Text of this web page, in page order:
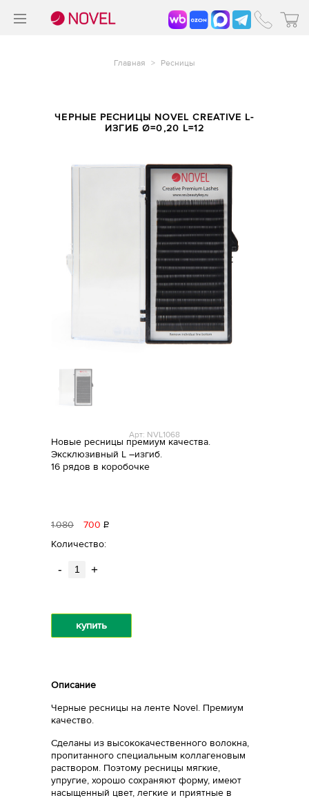
Главная > Ресницы
ЧЕРНЫЕ РЕСНИЦЫ NOVEL CREATIVE L-
ИЗГИБ Ø=0,20 L=12
Арт: NVL1068
Новые ресницы премиум качества.
Эксклюзивный L –изгиб.
16 рядов в коробочке
1080 700 Р
Количество:
- +
купить
Описание
Черные ресницы на ленте Novel. Премиум
качество.
Сделаны из высококачественного волокна,
пропитанного специальным коллагеновым
раствором. Поэтому ресницы мягкие,
упругие, хорошо сохраняют форму, имеют
насыщенный цвет, легкие и приятные в